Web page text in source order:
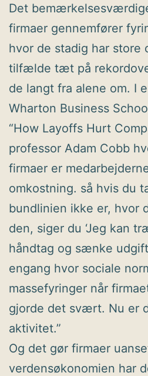
Det
firmaer gennemfører
hvor de stadig har store
tilfælde tæt på
de langt fra alene om. I
Wharton Business
“How Layoffs Hurt
professor Adam Cobb
firmaer er
omkostning. så hvis du
bundlinien ikke er, hvor
den, siger du ‘Jeg kan
håndtag og sænke
engang hvor sociale
massefyringer når
gjorde det svært. Nu er
aktivitet.”
Og det gør firmaer
verdensøkonomien har